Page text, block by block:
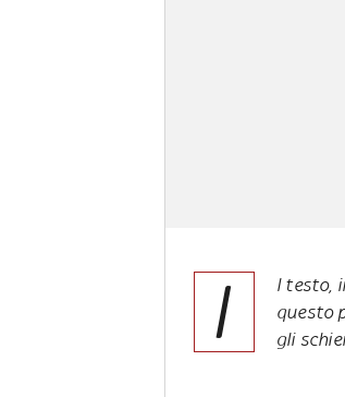
I
l testo,
questo
gli